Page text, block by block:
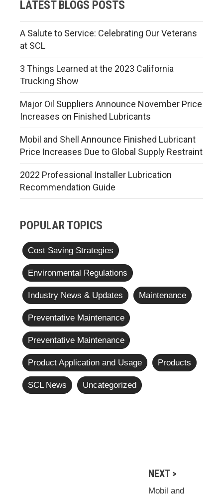
LATEST BLOGS POSTS
A Salute to Service: Celebrating Our Veterans
at SCL
3 Things Learned at the 2023 California
Trucking Show
Major Oil Suppliers Announce November Price
Increases on Finished Lubricants
Mobil and Shell Announce Finished Lubricant
Price Increases Due to Global Supply Restraint
2022 Professional Installer Lubrication
Recommendation Guide
POPULAR TOPICS
Cost Saving Strategies
Environmental Regulations
Industry News & Updates Maintenance
Preventative Maintenance
Preventative Maintenance
Product Application and Usage Products
SCL News Uncategorized
NEXT >
Mobil and